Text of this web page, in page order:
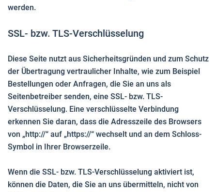
werden.
SSL- bzw. TLS-Verschlüsselung
Diese Seite nutzt aus Sicherheitsgründen und zum Schutz
der Übertragung vertraulicher Inhalte, wie zum Beispiel
Bestellungen oder Anfragen, die Sie an uns als
Seitenbetreiber senden, eine SSL- bzw. TLS-
Verschlüsselung. Eine verschlüsselte Verbindung
erkennen Sie daran, dass die Adresszeile des Browsers
von „http://“ auf „https://“ wechselt und an dem Schloss-
Symbol in Ihrer Browserzeile.
Wenn die SSL- bzw. TLS-Verschlüsselung aktiviert ist,
können die Daten, die Sie an uns übermitteln, nicht von